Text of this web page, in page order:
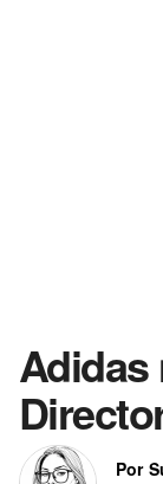
Adidas
Por